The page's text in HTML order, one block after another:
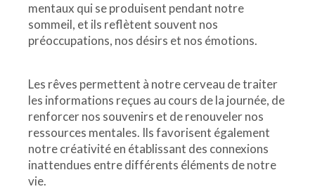
mentaux qui se produisent pendant notre
sommeil, et ils reflètent souvent nos
préoccupations, nos désirs et nos émotions.
Les rêves permettent à notre cerveau de traiter
les informations reçues au cours de la journée, de
renforcer nos souvenirs et de renouveler nos
ressources mentales. Ils favorisent également
notre créativité en établissant des connexions
inattendues entre différents éléments de notre
vie.